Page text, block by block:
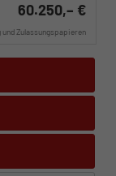
60.250,– €
Zulassungspapieren